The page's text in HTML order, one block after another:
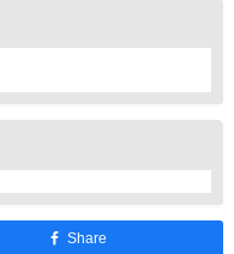
Share